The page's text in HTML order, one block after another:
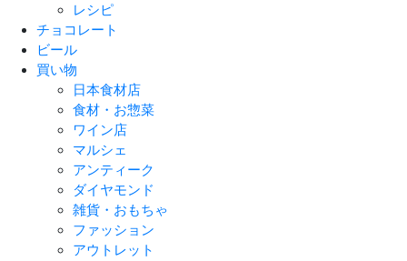
レシピ
チョコレート
ビール
買い物
日本食材店
食材・お惣菜
ワイン店
マルシェ
アンティーク
ダイヤモンド
雑貨・おもちゃ
ファッション
アウトレット